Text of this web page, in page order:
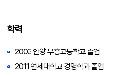
학력
2003 안양 부흥고등학교 졸업
2011 연세대학교 경영학과 졸업